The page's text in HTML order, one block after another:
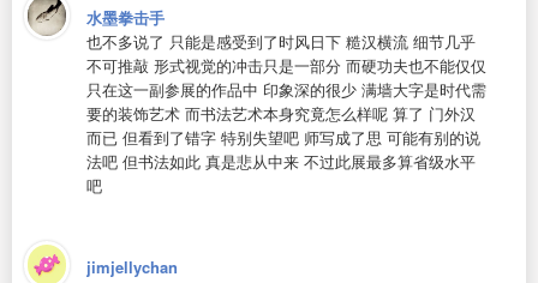
水墨拳击手
也不多说了 只能是感受到了时风日下 糙汉横流 细节几乎
不可推敲 形式视觉的冲击只是一部分 而硬功夫也不能仅仅
只在这一副参展的作品中 印象深的很少 满墙大字是时代需
要的装饰艺术 而书法艺术本身究竟怎么样呢 算了 门外汉
而已 但看到了错字 特别失望吧 师写成了思 可能有别的说
法吧 但书法如此 真是悲从中来 不过此展最多算省级水平
吧
jimjellychan